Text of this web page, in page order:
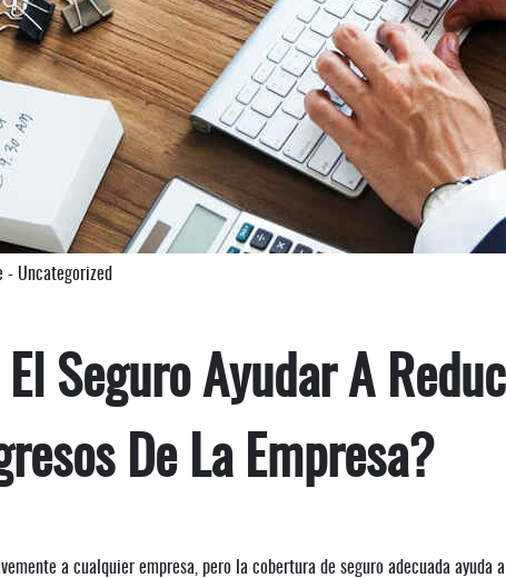
- Uncategorized
Seguro Ayudar A
De La Empresa?
a cualquier empresa, pero la cobertura de seguro adecuada ayuda